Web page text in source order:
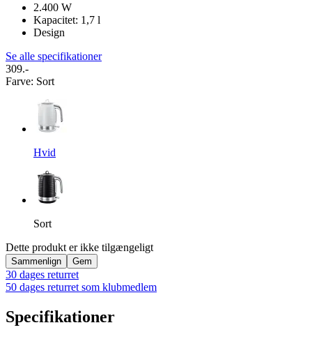
2.400 W
Kapacitet: 1,7 l
Design
Se alle specifikationer
309.-
Farve: Sort
Hvid
Sort
Dette produkt er ikke tilgængeligt
Sammenlign Gem
30 dages returret
50 dages returret som klubmedlem
Specifikationer